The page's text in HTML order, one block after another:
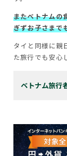
またベトナムの
ぎずお子さまで
タイと同様に親
た旅行でも安心
ベトナム旅行